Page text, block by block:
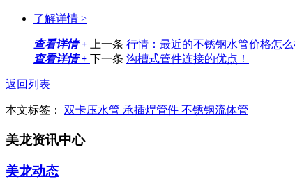
了解详情 >
查看详情 + 上一条 行情：最近的不锈钢水管价格怎么
查看详情 + 下一条 沟槽式管件连接的优点！
返回列表
本文标签： 双卡压水管 承插焊管件 不锈钢流体管
美龙资讯中心
美龙动态